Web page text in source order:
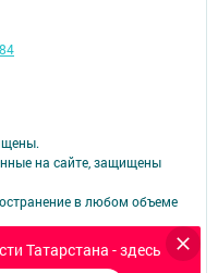
Татарстана - здесь
на сайте, защищены
в любом объеме
с письменного согласия